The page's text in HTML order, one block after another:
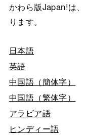
かわら版Japan!は
ります。
日本語
英語
中国語（簡体字）
中国語（繁体字）
アラビア語
ヒンディー語